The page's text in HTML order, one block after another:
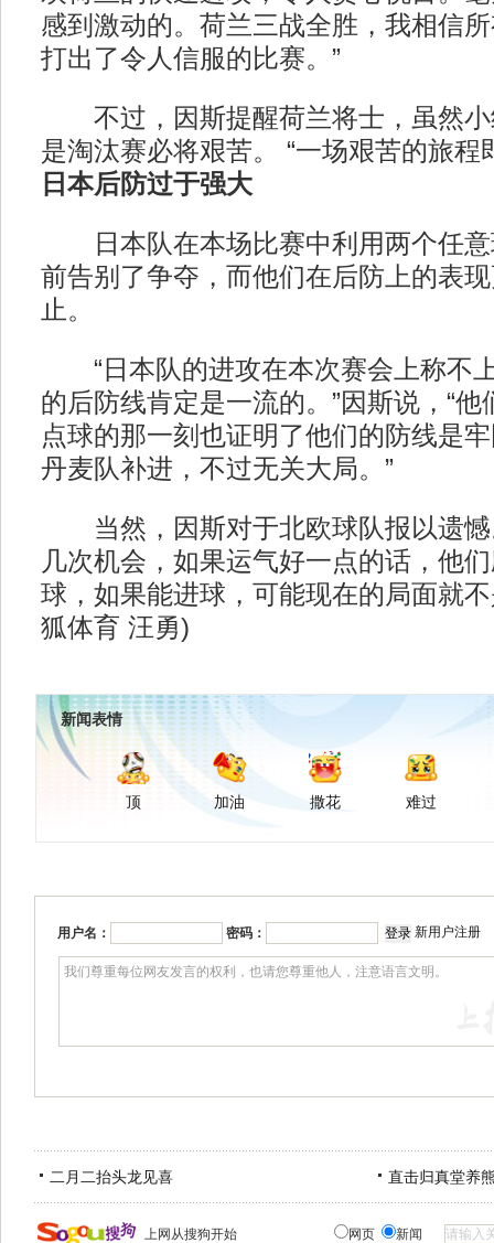
感到激动的。荷兰三战全胜，我相信
打出了令人信服的比赛。”
不过，因斯提醒荷兰将士，虽然小
是淘汰赛必将艰苦。 “一场艰苦的旅程
日本后防过于强大
日本队在本场比赛中利用两个任意
前告别了争夺，而他们在后防上的表
止。
“日本队的进攻在本次赛会上称不
的后防线肯定是一流的。”因斯说，“
点球的那一刻也证明了他们的防线是
丹麦队补进，不过无关大局。”
当然，因斯对于北欧球队报以遗憾
几次机会，如果运气好一点的话，他
球，如果能进球，可能现在的局面就
狐体育 汪勇)
新闻表情
顶 加油 撒花 难过
用户名： 密码： 新用户注册
二月二抬头龙见喜 直击归真堂养
上网从搜狗开始 网页 新闻